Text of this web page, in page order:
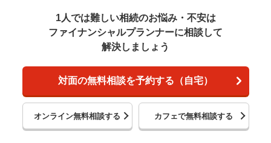
1人では難しい相続のお悩み・不安は
ファイナンシャルプランナーに相談して
解決しましょう
対面の無料相談を予約する（自宅）
オンライン無料相談する カフェで無料相談する